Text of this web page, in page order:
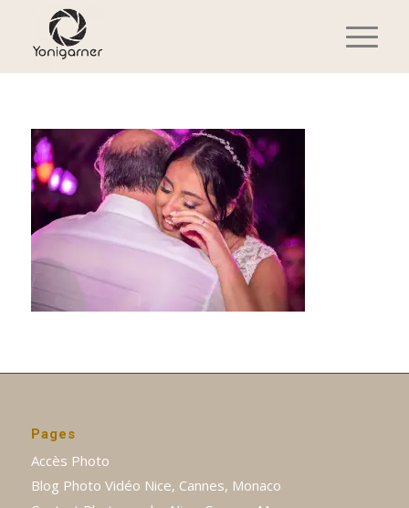
Pages
Accès Photo
Blog Photo Vidéo Nice, Cannes, Monaco